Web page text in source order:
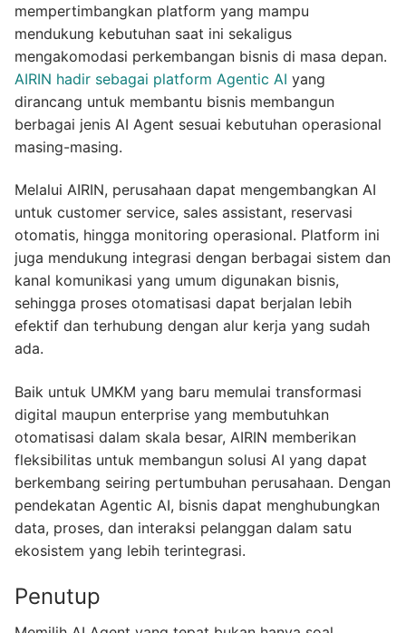
mempertimbangkan platform yang mampu
mendukung kebutuhan saat ini sekaligus
mengakomodasi perkembangan bisnis di masa depan.
AIRIN hadir sebagai platform Agentic AI yang
dirancang untuk membantu bisnis membangun
berbagai jenis AI Agent sesuai kebutuhan operasional
masing-masing.
Melalui AIRIN, perusahaan dapat mengembangkan AI
untuk customer service, sales assistant, reservasi
otomatis, hingga monitoring operasional. Platform ini
juga mendukung integrasi dengan berbagai sistem dan
kanal komunikasi yang umum digunakan bisnis,
sehingga proses otomatisasi dapat berjalan lebih
efektif dan terhubung dengan alur kerja yang sudah
ada.
Baik untuk UMKM yang baru memulai transformasi
digital maupun enterprise yang membutuhkan
otomatisasi dalam skala besar, AIRIN memberikan
fleksibilitas untuk membangun solusi AI yang dapat
berkembang seiring pertumbuhan perusahaan. Dengan
pendekatan Agentic AI, bisnis dapat menghubungkan
data, proses, dan interaksi pelanggan dalam satu
ekosistem yang lebih terintegrasi.
Penutup